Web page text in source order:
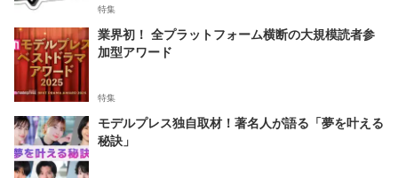
特集
業界初！ 全プラットフォーム横断の大規模読者参
加型アワード
特集
モデルプレス独自取材！著名人が語る「夢を叶える
秘訣」